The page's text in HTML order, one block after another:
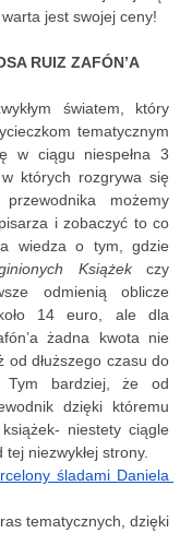
jest swojej ceny!
RUIZ ZAFÓN’A
światem, który
tematycznym
w ciągu niespełna 3
których rozgrywa się
możemy
i zobaczyć to co
wiedza o tym, gdzie
Książek
odmienią oblicze
14 euro, ale dla
żadna kwota nie
dłuższego czasu do
Tym bardziej, że od
dzięki któremu
niestety ciągle
niezwykłej strony.
śladami Daniela
tematycznych, dzięki